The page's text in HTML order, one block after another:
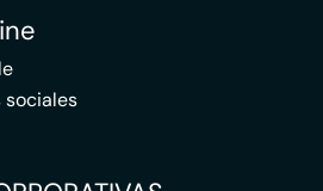
sociales